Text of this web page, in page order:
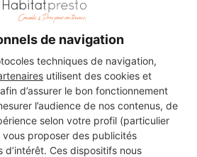
de navigation
techniques de navigation,
utilisent des cookies et
d’assurer le bon fonctionnement
l’audience de nos contenus, de
selon votre profil (particulier
proposer des publicités
Ces dispositifs nous
RENOVATION